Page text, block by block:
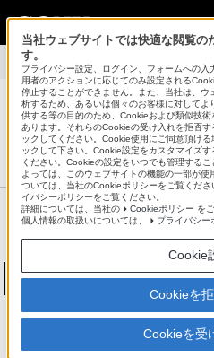
製品別サポート > NW-A30シリ
ポータブルオーディオプ
サポート・お
NW-A30シリーズ
NW-A30シリーズ サポートトップ
当社ウェブサイトでは快適な閲覧
す。
プライバシー設定、ログイン、フォームへの
用者のアクションに応じてのみ設定される
停止することができません。また、当社は、
析するため、あるいは個々のお客様に対して
供する等の目的のため、Cookieおよび類似技
あります。それらのCookieの受け入れを拒否
ックしてください。Cookie使用にご同意頂け
ックして下さい。Cookie設定をカスタマイズ
ください。Cookieの設定をいつでも管理する
よっては、このウェブサイトの機能の一部が
ついては、当社のCookieポリシーをご覧くだ
イバシーポリシーをご覧ください。
詳細については、当社の
Cookieポリシー を
個人情報の取扱いについては、
プライバシー
Cookie
Cookieを
Cookieを受